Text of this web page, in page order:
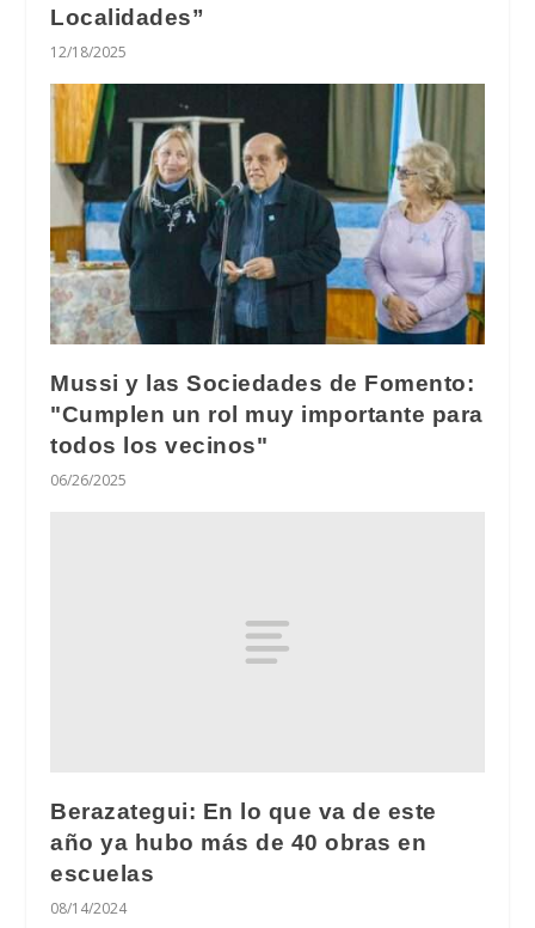
Localidades”
12/18/2025
Mussi y las Sociedades de Fomento:
"Cumplen un rol muy importante para
todos los vecinos"
06/26/2025
Berazategui: En lo que va de este
año ya hubo más de 40 obras en
escuelas
08/14/2024